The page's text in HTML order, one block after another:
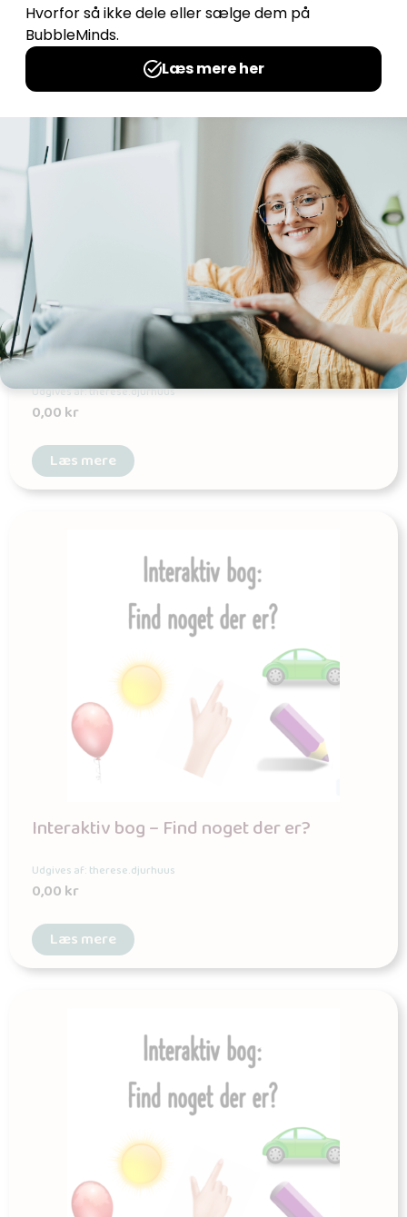
Interaktiv bog – Dæk bordet
Udgives af: therese.djurhuus
0,00kr
Læs mere
Interaktiv bog – Find noget der er?
Udgives af: therese.djurhuus
0,00kr
Læs mere